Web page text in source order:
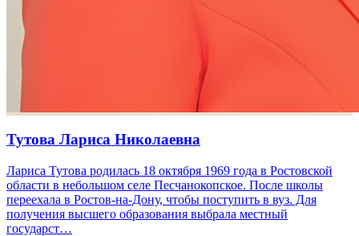
Тутова Лариса Николаевна
Лариса Тутова родилась 18 октября 1969 года в Ростовской
области в небольшом селе Песчанокопское. После школы
переехала в Ростов-на-Дону, чтобы поступить в вуз. Для
получения высшего образования выбрала местный
государст…